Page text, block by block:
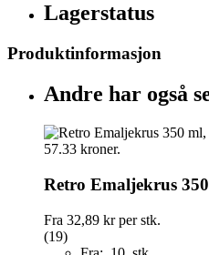
Lagerstatus
Produktinformasjon
Andre har også
Retro Emaljekrus
Fra 32,89 krper stk.
(19)